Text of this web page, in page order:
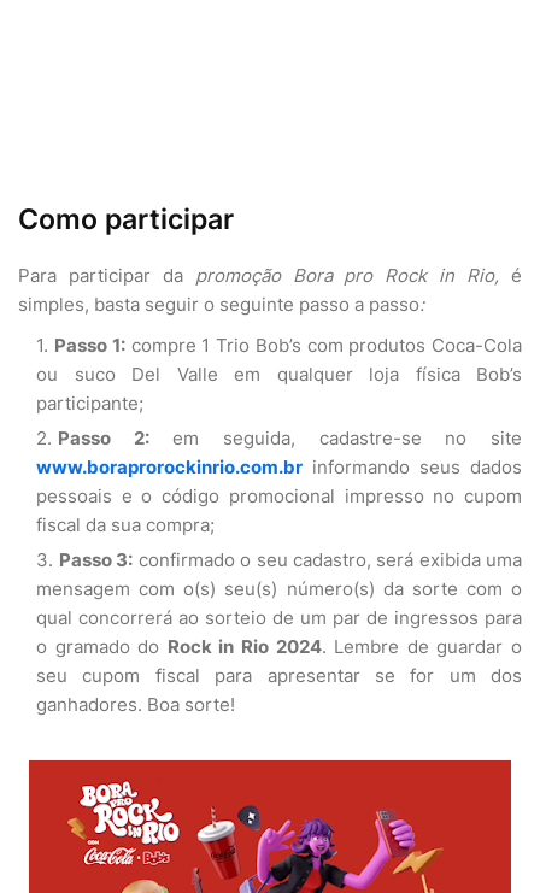
Como participar
Para participar da promoção Bora pro Rock in Rio,é
simples, basta seguir o seguinte passo a passo:
Passo 1:compre 1 Trio Bob’s com produtos Coca-Cola
ou suco Del Valle em qualquer loja física Bob’s
participante;
Passo 2:em seguida, cadastre-se no site
www.boraprorockinrio.com.br informando seus dados
pessoais e o código promocional impresso no cupom
fiscal da sua compra;
Passo 3: confirmado o seu cadastro, será exibida uma
mensagem com o(s) seu(s) número(s) da sorte com o
qual concorrerá ao sorteio de um par de ingressos para
o gramado do Rock in Rio 2024. Lembre de guardar o
seu cupom fiscal para apresentar se for um dos
ganhadores. Boa sorte!